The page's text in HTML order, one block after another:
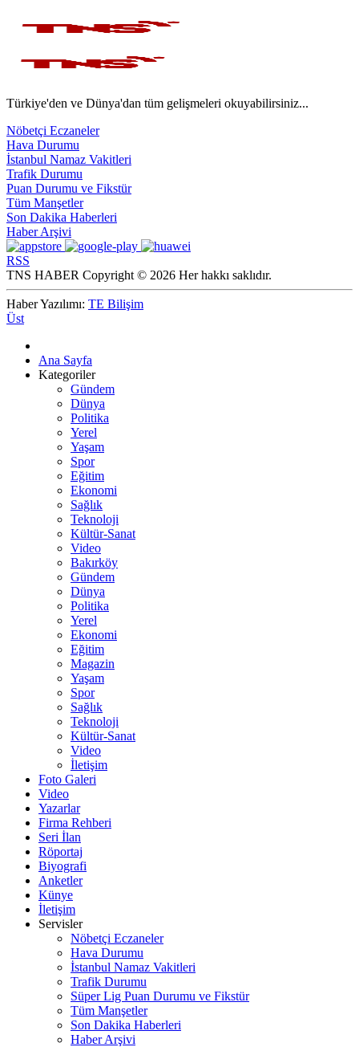
Türkiye'den ve Dünya'dan tüm gelişmeleri okuyabilirsiniz...
Nöbetçi Eczaneler
Hava Durumu
İstanbul Namaz Vakitleri
Trafik Durumu
Puan Durumu ve Fikstür
Tüm Manşetler
Son Dakika Haberleri
Haber Arşivi
RSS
TNS HABER Copyright © 2026 Her hakkı saklıdır.
Haber Yazılımı: TE Bilişim
Üst
Ana Sayfa
Kategoriler
Gündem
Dünya
Politika
Yerel
Yaşam
Spor
Eğitim
Ekonomi
Sağlık
Teknoloji
Kültür-Sanat
Video
Bakırköy
Gündem
Dünya
Politika
Yerel
Ekonomi
Eğitim
Magazin
Yaşam
Spor
Sağlık
Teknoloji
Kültür-Sanat
Video
İletişim
Foto Galeri
Video
Yazarlar
Firma Rehberi
Seri İlan
Röportaj
Biyografi
Anketler
Künye
İletişim
Servisler
Nöbetçi Eczaneler
Hava Durumu
İstanbul Namaz Vakitleri
Trafik Durumu
Süper Lig Puan Durumu ve Fikstür
Tüm Manşetler
Son Dakika Haberleri
Haber Arşivi